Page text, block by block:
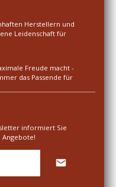
Herstellern und
Leidenschaft für
Freude macht -
das Passende für
informiert Sie